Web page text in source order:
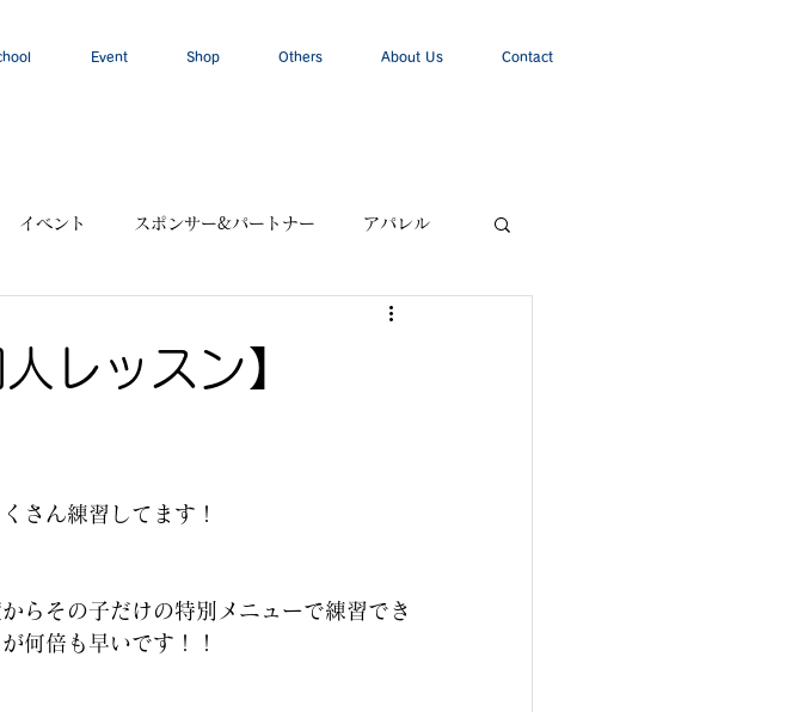
Event Shop Others About Us Contact
イベント スポンサー&パートナー アパレル
レッスン】
さん練習してます！
らその子だけの特別メニューで練習でき
何倍も早いです！！